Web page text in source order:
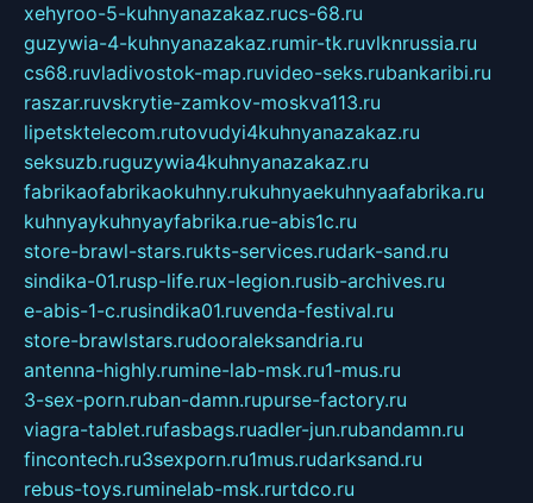
xehyroo-5-kuhnyanazakaz.rucs-68.ru
guzywia-4-kuhnyanazakaz.rumir-tk.ruvlknrussia.ru
cs68.ruvladivostok-map.ruvideo-seks.rubankaribi.ru
raszar.ruvskrytie-zamkov-moskva113.ru
lipetsktelecom.rutovudyi4kuhnyanazakaz.ru
seksuzb.ruguzywia4kuhnyanazakaz.ru
fabrikaofabrikaokuhny.rukuhnyaekuhnyaafabrika.ru
kuhnyaykuhnyayfabrika.rue-abis1c.ru
store-brawl-stars.rukts-services.rudark-sand.ru
sindika-01.rusp-life.rux-legion.rusib-archives.ru
e-abis-1-c.rusindika01.ruvenda-festival.ru
store-brawlstars.rudooraleksandria.ru
antenna-highly.rumine-lab-msk.ru1-mus.ru
3-sex-porn.ruban-damn.rupurse-factory.ru
viagra-tablet.rufasbags.ruadler-jun.rubandamn.ru
fincontech.ru3sexporn.ru1mus.rudarksand.ru
rebus-toys.ruminelab-msk.rurtdco.ru